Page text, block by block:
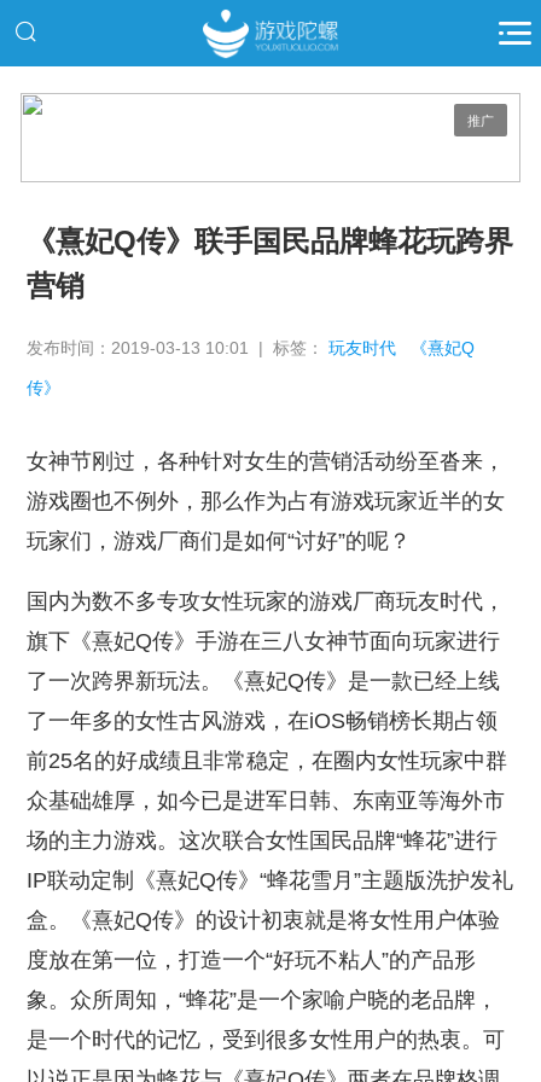
推广
《熹妃Q传》联手国民品牌蜂花玩跨界
营销
发布时间：2019-03-13 10:01 | 标签：玩友时代 《熹妃Q
传》
女神节刚过，各种针对女生的营销活动纷至沓来，
游戏圈也不例外，那么作为占有游戏玩家近半的女
玩家们，游戏厂商们是如何“讨好”的呢？
国内为数不多专攻女性玩家的游戏厂商玩友时代，
旗下《熹妃Q传》手游在三八女神节面向玩家进行
了一次跨界新玩法。《熹妃Q传》是一款已经上线
了一年多的女性古风游戏，在iOS畅销榜长期占领
前25名的好成绩且非常稳定，在圈内女性玩家中群
众基础雄厚，如今已是进军日韩、东南亚等海外市
场的主力游戏。这次联合女性国民品牌“蜂花”进行
IP联动定制《熹妃Q传》“蜂花雪月”主题版洗护发礼
盒。《熹妃Q传》的设计初衷就是将女性用户体验
度放在第一位，打造一个“好玩不粘人”的产品形
象。众所周知，“蜂花”是一个家喻户晓的老品牌，
是一个时代的记忆，受到很多女性用户的热衷。可